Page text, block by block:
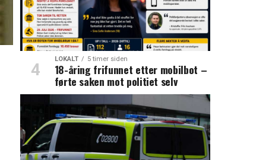
LOKALT 5 timer siden
18-åring frifunnet etter mobilbot –
førte saken mot politiet selv